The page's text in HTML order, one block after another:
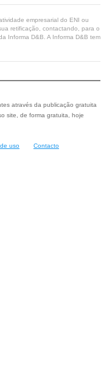
empresarial do ENI ou
retificação, contactando, para o
Informa D&B. A Informa D&B tem
através da publicação gratuita
site, de forma gratuita, hoje
uso Contacto